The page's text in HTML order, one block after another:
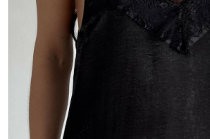
График платежей
Сегодня
25